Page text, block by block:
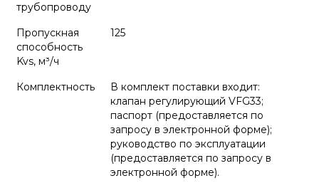
трубопроводу
Пропускная
способность
Kvs, м³/ч
125
Комплектность
В комплект поставки входит:
клапан регулирующий VFG33;
паспорт (предоставляется по
запросу в электронной форме);
руководство по эксплуатации
(предоставляется по запросу в
электронной форме).